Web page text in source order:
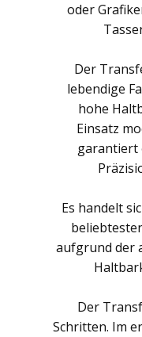
oder
Der
lebendige
hohe
Einsatz
garantiert
Es handelt
aufgrund der
Der
Schritten. Im